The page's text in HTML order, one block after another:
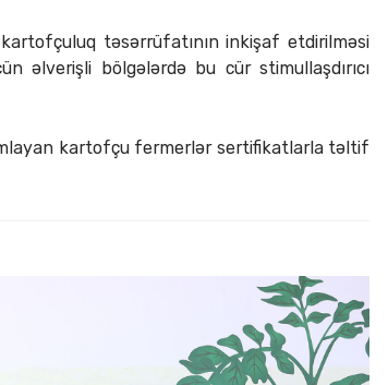
təsərrüfatının inkişaf etdirilməsi
əlverişli bölgələrdə bu cür stimullaşdırıcı
kartofçu fermerlər sertifikatlarla təltif